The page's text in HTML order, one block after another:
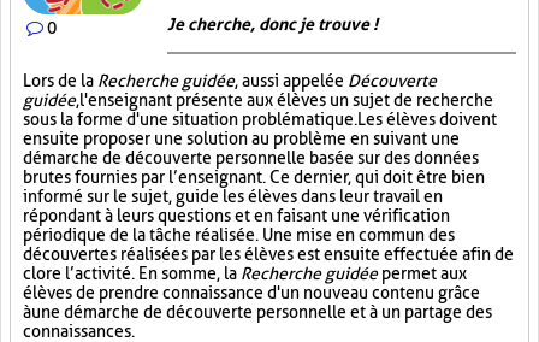
0 Je cherche, donc je trouve !
Lors de la Recherche guidée, aussi appelée Découverte
guidée, l'enseignant présente aux élèves un sujet de recherche
sous la forme d'une situation problématique. Les élèves doivent
ensuite proposer une solution au problème en suivant une
démarche de découverte personnelle basée sur des données
brutes fournies par l’enseignant. Ce dernier, qui doit être bien
informé sur le sujet, guide les élèves dans leur travail en
répondant à leurs questions et en faisant une vérification
périodique de la tâche réalisée. Une mise en commun des
découvertes réalisées par les élèves est ensuite effectuée afin de
clore l’activité. En somme, la Recherche guidéepermet aux
élèves de prendre connaissance d'un nouveau contenu grâce
à une démarche de découverte personnelle et à un partage des
connaissances.